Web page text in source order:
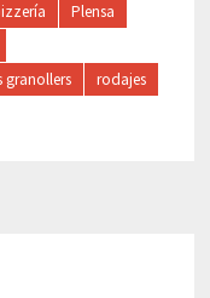
Plensa
granollers
rodajes